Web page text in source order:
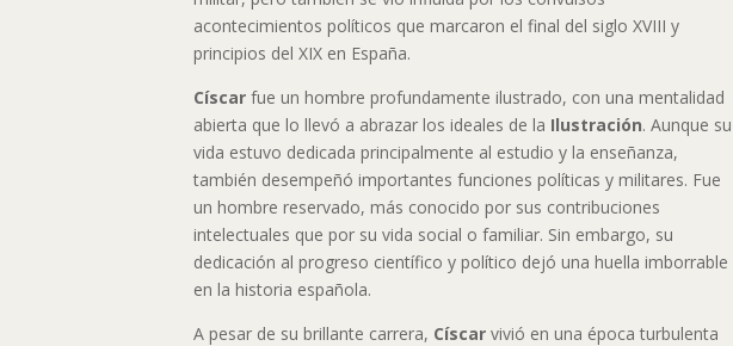
acontecimientos políticos que marcaron el final del siglo XVIII y
principios del XIX en España.
Císcar fue un hombre profundamente ilustrado, con una mentalidad
abierta que lo llevó a abrazar los ideales de la Ilustración. Aunque su
vida estuvo dedicada principalmente al estudio y la enseñanza,
también desempeñó importantes funciones políticas y militares. Fue
un hombre reservado, más conocido por sus contribuciones
intelectuales que por su vida social o familiar. Sin embargo, su
dedicación al progreso científico y político dejó una huella imborrable
en la historia española.
A pesar de su brillante carrera, Císcar vivió en una época turbulenta